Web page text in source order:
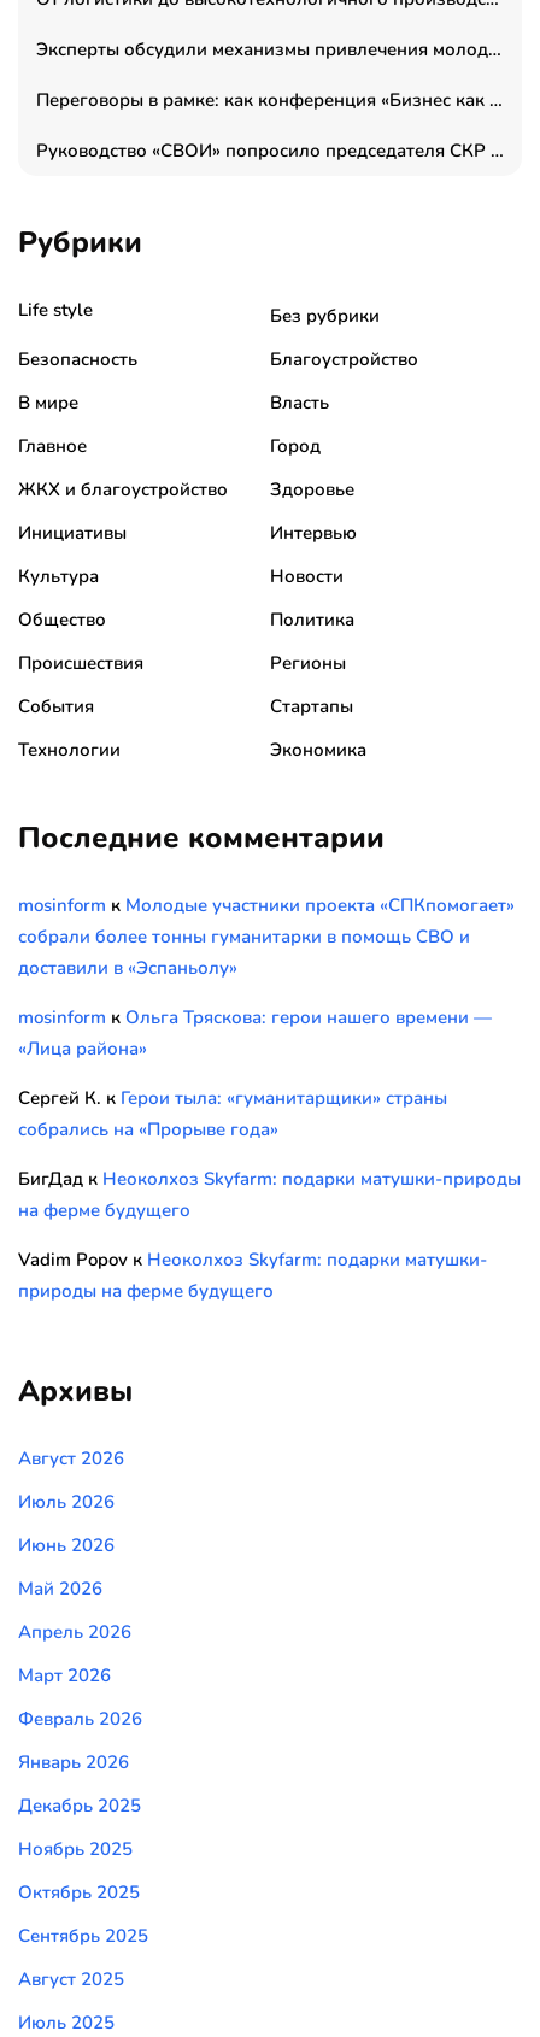
Эксперты обсудили механизмы привлечения молодых специалистов в промышленные города
Переговоры в рамке: как конференция «Бизнес как искусство» переформатирует деловой этикет в стенах ТПП РФ
Руководство «СВОИ» попросило председателя СКР дать правовую оценку обысков в тыловом штабе
Рубрики
Life style
Без рубрики
Безопасность
Благоустройство
В мире
Власть
Главное
Город
ЖКХ и благоустройство
Здоровье
Инициативы
Интервью
Культура
Новости
Общество
Политика
Происшествия
Регионы
События
Стартапы
Технологии
Экономика
Последние комментарии
mosinform к Молодые участники проекта «СПКпомогает»
собрали более тонны гуманитарки в помощь СВО и
доставили в «Эспаньолу»
mosinform к Ольга Тряскова: герои нашего времени —
«Лица района»
Сергей К. к Герои тыла: «гуманитарщики» страны
собрались на «Прорыве года»
БигДад к Неоколхоз Skyfarm: подарки матушки-природы
на ферме будущего
Vadim Popov к Неоколхоз Skyfarm: подарки матушки-
природы на ферме будущего
Архивы
Август 2026
Июль 2026
Июнь 2026
Май 2026
Апрель 2026
Март 2026
Февраль 2026
Январь 2026
Декабрь 2025
Ноябрь 2025
Октябрь 2025
Сентябрь 2025
Август 2025
Июль 2025